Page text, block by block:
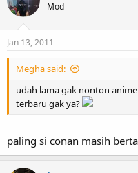
Mod
Jan 13, 2011
Megha said:
udah lama gak nonton
terbaru gak ya?
paling si conan masih